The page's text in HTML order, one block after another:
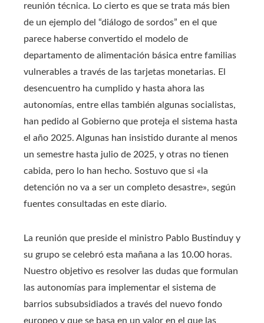
reunión técnica. Lo cierto es que se trata más bien
de un ejemplo del “diálogo de sordos” en el que
parece haberse convertido el modelo de
departamento de alimentación básica entre familias
vulnerables a través de las tarjetas monetarias. El
desencuentro ha cumplido y hasta ahora las
autonomías, entre ellas también algunas socialistas,
han pedido al Gobierno que proteja el sistema hasta
el año 2025. Algunas han insistido durante al menos
un semestre hasta julio de 2025, y otras no tienen
cabida, pero lo han hecho. Sostuvo que si «la
detención no va a ser un completo desastre», según
fuentes consultadas en este diario.
La reunión que preside el ministro Pablo Bustinduy y
su grupo se celebró esta mañana a las 10.00 horas.
Nuestro objetivo es resolver las dudas que formulan
las autonomías para implementar el sistema de
barrios subsubsidiados a través del nuevo fondo
europeo y que se basa en un valor en el que las